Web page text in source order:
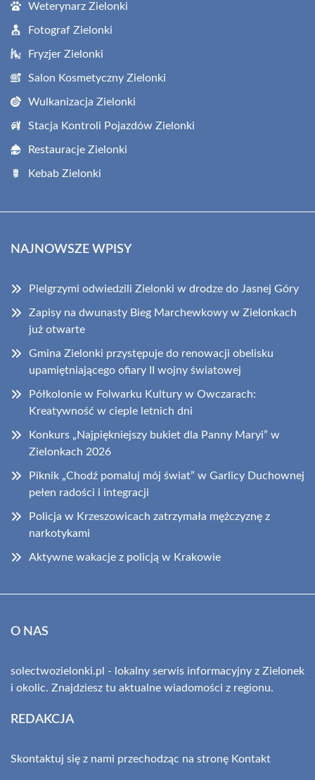
Weterynarz Zielonki
Fotograf Zielonki
Fryzjer Zielonki
Salon Kosmetyczny Zielonki
Wulkanizacja Zielonki
Stacja Kontroli Pojazdów Zielonki
Restauracje Zielonki
Kebab Zielonki
NAJNOWSZE WPISY
Pielgrzymi odwiedzili Zielonki w drodze do Jasnej Góry
Zapisy na dwunasty Bieg Marchewkowy w Zielonkach
już otwarte
Gmina Zielonki przystępuje do renowacji obelisku
upamiętniającego ofiary II wojny światowej
Półkolonie w Folwarku Kultury w Owczarach:
Kreatywność w cieple letnich dni
Konkurs „Najpiękniejszy bukiet dla Panny Maryi” w
Zielonkach 2026
Piknik „Chodź pomaluj mój świat” w Garlicy Duchownej
pełen radości i integracji
Policja w Krzeszowicach zatrzymała mężczyznę z
narkotykami
Aktywne wakacje z policją w Krakowie
O NAS
solectwozielonki.pl - lokalny serwis informacyjny z Zielonek
i okolic. Znajdziesz tu aktualne wiadomości z regionu.
REDAKCJA
Skontaktuj się z nami przechodząc na stronę Kontakt